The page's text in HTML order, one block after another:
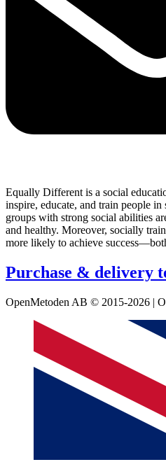
Equally Different is a social
inspire, educate, and train people
groups with strong social abilities
and healthy. Moreover, socially
more likely to achieve
Purchase & delivery
OpenMetoden AB © 2015-2026 |